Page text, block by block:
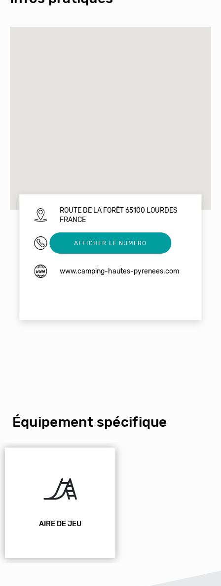
ROUTE DE LA FORÊT 65100 LOURDES
FRANCE
05 62 94 04 38
AFFICHER LE NUMERO
www.camping-hautes-pyrenees.com
Équipement spécifique
AIRE DE JEU